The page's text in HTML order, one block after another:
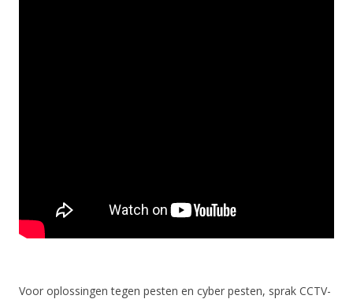
Voor oplossingen tegen pesten en cyber pesten, sprak CCTV-